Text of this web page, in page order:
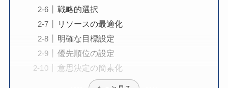
戦略的選択
リソースの最適化
明確な目標設定
優先順位の設定
意思決定の簡素化